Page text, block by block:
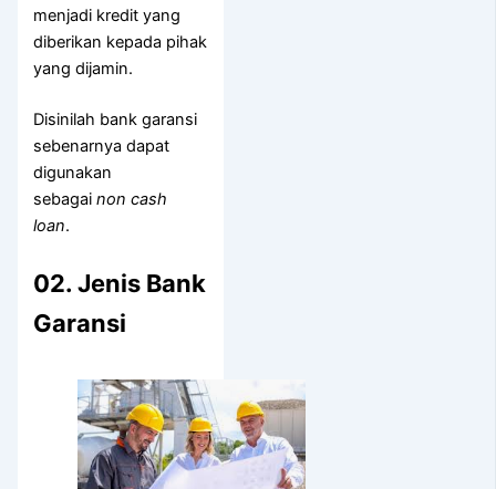
menjadi kredit yang
diberikan kepada pihak
yang dijamin.
Disinilah bank garansi
sebenarnya dapat
digunakan
sebagainon cash
loan.
02. Jenis Bank
Garansi